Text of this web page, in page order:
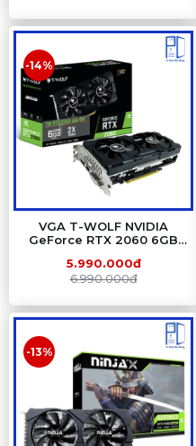
VGA T-WOLF NVIDIA
GeForce RTX 2060 6GB
Fan, Turing
5.990.000đ
6.990.000đ
-14%
-13%